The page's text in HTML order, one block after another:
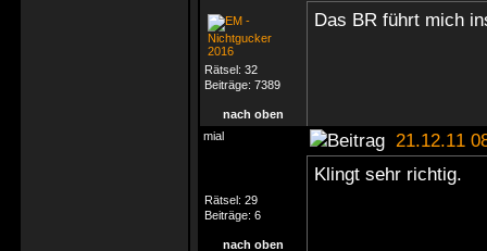
Rätsel: 32
Beiträge: 7389
Das BR führt mich
nach oben
mial
21.12.11
Rätsel: 29
Beiträge: 6
Klingt sehr richtig.
nach oben